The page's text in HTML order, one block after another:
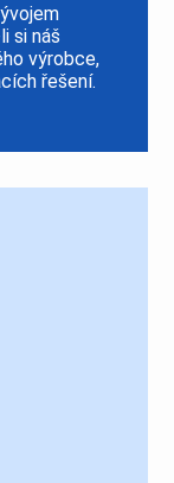
si náš
výrobce,
řešení.